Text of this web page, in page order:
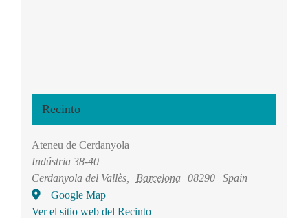
Recinto
Ateneu de Cerdanyola
Indústria 38-40
Cerdanyola del Vallès, Barcelona 08290
Spain
+ Google Map
Ver el sitio web del Recinto